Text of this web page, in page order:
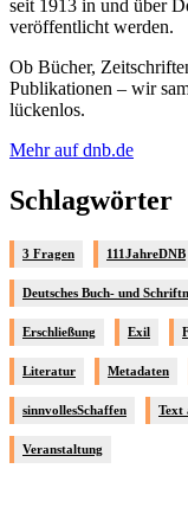
seit 1913 in und über
veröffentlicht werden.
Ob Bücher,
Publikationen – wir
lückenlos.
Mehr auf dnb.de
Schlagwörter
3 Fragen 111JahreDNB
Deutsches Buch- und
Erschließung Exil
Literatur Metadaten
sinnvollesSchaffen Text
Veranstaltung